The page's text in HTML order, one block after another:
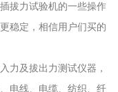
拔力试验机的一些操作
稳定，相信用户们买的
力及拔出力测试仪器，
电线、电缆、纺织、纤